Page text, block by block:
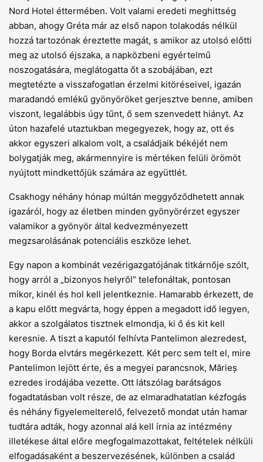
Nord Hotel éttermében. Volt valami eredeti meghittség
abban, ahogy Gréta már az első napon tolakodás nélkül
hozzá tartozónak éreztette magát, s amikor az utolsó előtti
meg az utolsó éjszaka, a napközbeni egyértelmű
noszogatására, meglátogatta őt a szobájában, ezt
megtetézte a visszafogatlan érzelmi kitöréseivel, igazán
maradandó emlékű gyönyöröket gerjesztve benne, amiben
viszont, legalábbis úgy tűnt, ő sem szenvedett hiányt. Az
úton hazafelé utaztukban megegyezek, hogy az, ott és
akkor egyszeri alkalom volt, a családjaik békéjét nem
bolygatják meg, akármennyire is mértéken felüli örömöt
nyújtott mindkettőjük számára az együttlét.
Csakhogy néhány hónap múltán meggyőződhetett annak
igazáról, hogy az életben minden gyönyörérzet egyszer
valamikor a gyönyör által kedvezményezett
megzsarolásának potenciális eszköze lehet.
Egy napon a kombinát vezérigazgatójának titkárnője szólt,
hogy arról a „bizonyos helyről” telefonáltak, pontosan
mikor, kinél és hol kell jelentkeznie. Hamarabb érkezett, de
a kapu előtt megvárta, hogy éppen a megadott idő legyen,
akkor a szolgálatos tisztnek elmondja, ki ő és kit kell
keresnie. A tiszt a kaputól felhívta Pantelimon alezredest,
hogy Borda elvtárs megérkezett. Két perc sem telt el, mire
Pantelimon lejött érte, és a megyei parancsnok, Mărieș
ezredes irodájába vezette. Ott látszólag barátságos
fogadtatásban volt része, de az elmaradhatatlan kézfogás
és néhány figyelemelterelő, felvezető mondat után hamar
tudtára adták, hogy azonnal alá kell írnia az intézmény
illetékese által előre megfogalmazottakat, feltételek nélküli
elfogadásaként a beszervezésének, különben a család